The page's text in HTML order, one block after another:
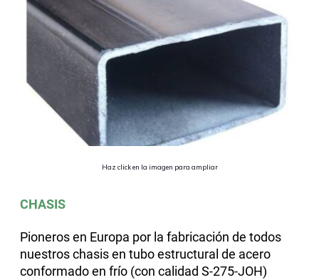
CHASIS
Pioneros en Europa por la fabricación de todos
nuestros chasis en tubo estructural de acero
conformado en frío (con calidad S-275-JOH)
Haz click en la imagen para ampliar